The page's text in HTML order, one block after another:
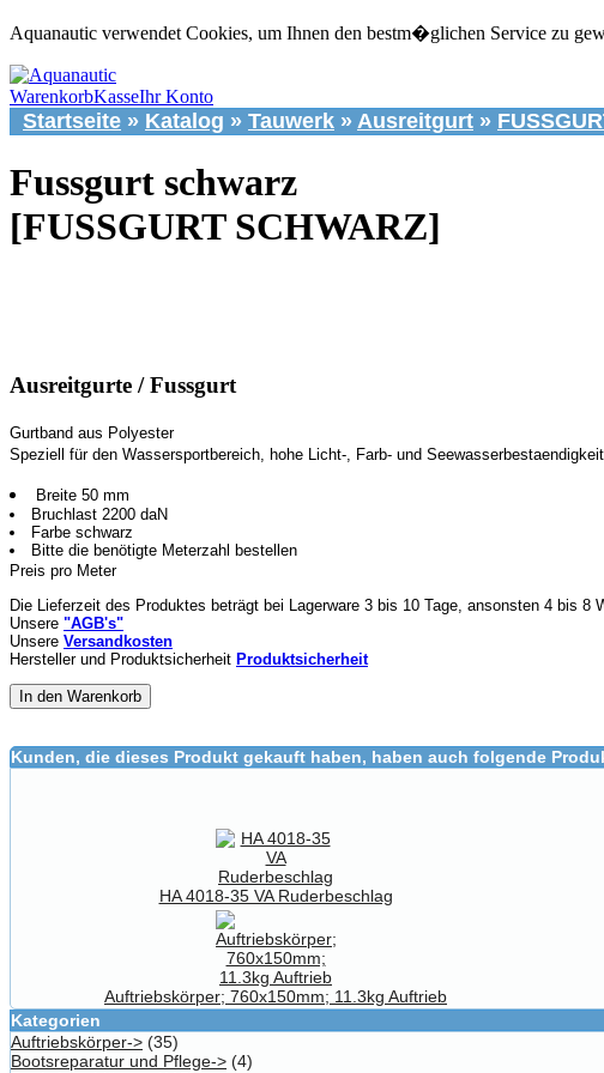
Aquanautic verwendet Cookies, um Ihnen den bestm�glichen Service zu
WarenkorbKasseIhr Konto
Startseite » Katalog » Tauwerk » Ausreitgurt »
Fussgurt schwarz
[FUSSGURT SCHWARZ]
Ausreitgurte / Fussgurt
Gurtband aus Polyester
Speziell für den Wassersportbereich, hohe Licht-, Farb- und Seewasserbestaendigkeit
Breite 50 mm
Bruchlast 2200 daN
Farbe schwarz
Bitte die benötigte Meterzahl bestellen
Preis pro Meter
Die Lieferzeit des Produktes beträgt bei Lagerware 3 bis 10 Tage, ansonsten 4 bis 8
Unsere "AGB's"
Unsere Versandkosten
Hersteller und Produktsicherheit Produktsicherheit
In den Warenkorb
Kunden, die dieses Produkt gekauft haben, haben auch folgende
HA 4018-35 VA Ruderbeschlag
Auftriebskörper; 760x150mm; 11.3kg Auftrieb
Kategorien
Auftriebskörper-> (35)
Bootsreparatur und Pflege-> (4)